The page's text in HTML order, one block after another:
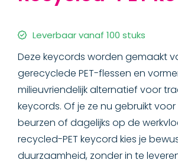
Leverbaar vanaf 100 stuks
Deze keycords worden gemaakt
gerecyclede PET-flessen en
milieuvriendelijk alternatief voor
keycords. Of je ze nu gebruikt
beurzen of dagelijks op de
recycled-PET keycord kies je
duurzaamheid, zonder in te
KEYCORDS & LANYARDS
Full colour keycords
Standaard keycords
Cord full colour keycords
Cord polyester geweven keycords